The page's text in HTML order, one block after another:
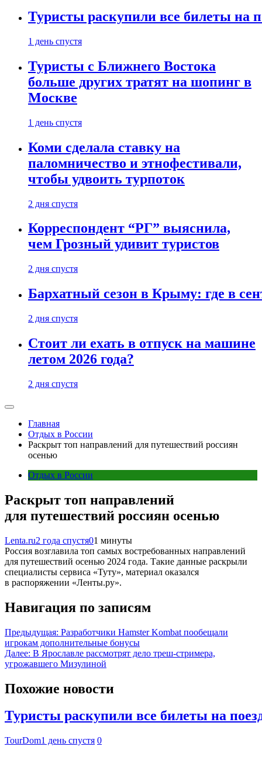
Туристы раскупили все билеты на
1 день спустя
Туристы с Ближнего Востока
больше других тратят на шопинг в
Москве
1 день спустя
Коми сделала ставку на
паломничество и этнофестивали,
чтобы удвоить турпоток
2 дня спустя
Корреспондент “РГ” выяснила,
чем Грозный удивит туристов
2 дня спустя
Бархатный сезон в Крыму: где в
2 дня спустя
Стоит ли ехать в отпуск на машине
летом 2026 года?
2 дня спустя
Главная
Отдых в России
Раскрыт топ направлений для путешествий россиян
осенью
Отдых в России
Раскрыт топ направлений
для путешествий россиян осенью
Lenta.ru2 года спустя01 минуты
Россия возглавила топ самых востребованных направлений
для путешествий осенью 2024 года. Такие данные раскрыли
специалисты сервиса «Туту», материал оказался
в распоряжении «Ленты.ру».
Навигация по записям
Предыдущая: Разработчики Hamster Kombat пообещали
игрокам дополнительные бонусы
Далее: В Ярославле рассмотрят дело треш-стримера,
угрожавшего Мизулиной
Похожие новости
Туристы раскупили все билеты на
TourDom1 день спустя 0